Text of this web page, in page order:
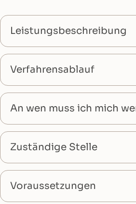
Leistungsbeschreibung
Verfahrensablauf
An wen muss ich mich
Zuständige Stelle
Voraussetzungen